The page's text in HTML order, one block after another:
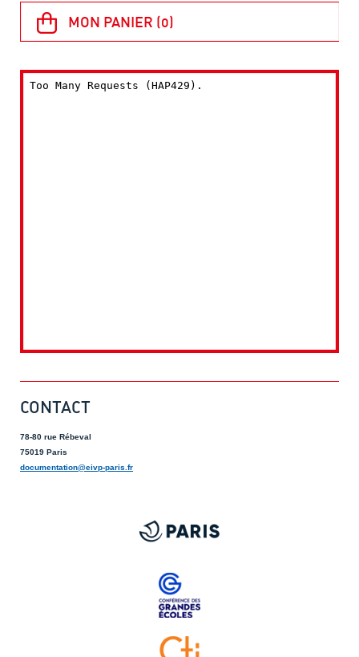
CONTACT
78-80 rue Rébeval
75019 Paris
documentation@eivp-paris.fr